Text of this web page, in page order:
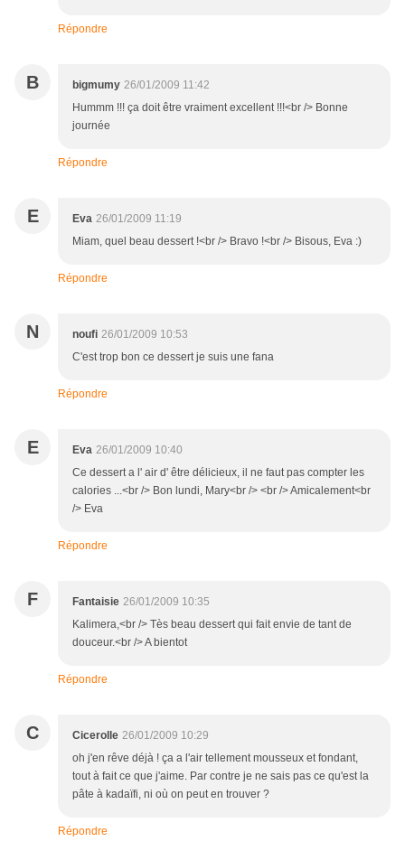
Répondre
B bigmumy 26/01/2009 11:42
Hummm !!! ça doit être vraiment excellent !!!<br /> Bonne
journée
Répondre
E Eva 26/01/2009 11:19
Miam, quel beau dessert !<br /> Bravo !<br /> Bisous, Eva :)
Répondre
N noufi 26/01/2009 10:53
C'est trop bon ce dessert je suis une fana
Répondre
E Eva 26/01/2009 10:40
Ce dessert a l' air d' être délicieux, il ne faut pas compter les
calories ...<br /> Bon lundi, Mary<br /> <br /> Amicalement<br
/> Eva
Répondre
F Fantaisie 26/01/2009 10:35
Kalimera,<br /> Tès beau dessert qui fait envie de tant de
douceur.<br /> A bientot
Répondre
C Cicerolle 26/01/2009 10:29
oh j'en rêve déjà ! ça a l'air tellement mousseux et fondant,
tout à fait ce que j'aime. Par contre je ne sais pas ce qu'est la
pâte à kadaïfi, ni où on peut en trouver ?
Répondre